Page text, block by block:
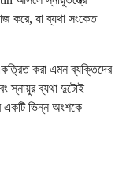
করে, যা ব্যথা সংকেত
করা এমন ব্যক্তিদের
স্নায়ুর ব্যথা দুটোই
একটি ভিন্ন অংশকে